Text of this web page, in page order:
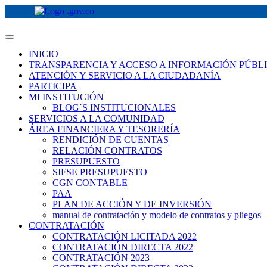
INICIO
TRANSPARENCIA Y ACCESO A INFORMACIÓN
ATENCIÓN Y SERVICIO A LA CIUDADANÍA
PARTICIPA
MI INSTITUCIÓN
BLOG´S INSTITUCIONALES
SERVICIOS A LA COMUNIDAD
ÁREA FINANCIERA Y TESORERÍA
RENDICIÓN DE CUENTAS
RELACIÓN CONTRATOS
PRESUPUESTO
SIFSE PRESUPUESTO
CGN CONTABLE
PAA
PLAN DE ACCIÓN Y DE INVERSIÓN
manual de contratación y modelo de contratos y pliegos
CONTRATACIÓN
CONTRATACIÓN LICITADA 2022
CONTRATACIÓN DIRECTA 2022
CONTRATACIÓN 2023